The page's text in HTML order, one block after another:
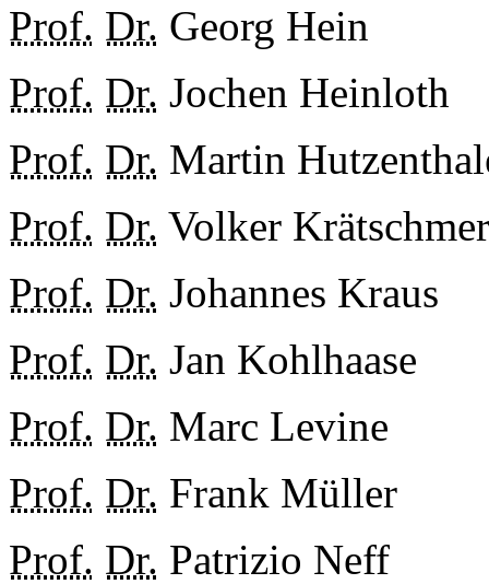
Prof. Dr. Georg Hein
Prof. Dr. Jochen Heinloth
Prof. Dr. Martin
Prof. Dr. Volker Krätschmer
Prof. Dr. Johannes Kraus
Prof. Dr. Jan Kohlhaase
Prof. Dr. Marc Levine
Prof. Dr. Frank Müller
Prof. Dr. Patrizio Neff